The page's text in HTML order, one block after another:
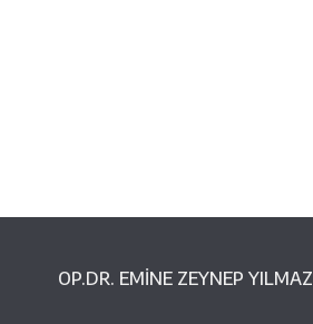
OP.DR. EMINE ZEYNEP YILMAZ